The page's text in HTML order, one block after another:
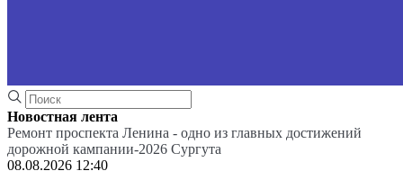
Новостная лента
Ремонт проспекта Ленина - одно из главных достижений
дорожной кампании-2026 Сургута
08.08.2026 12:40